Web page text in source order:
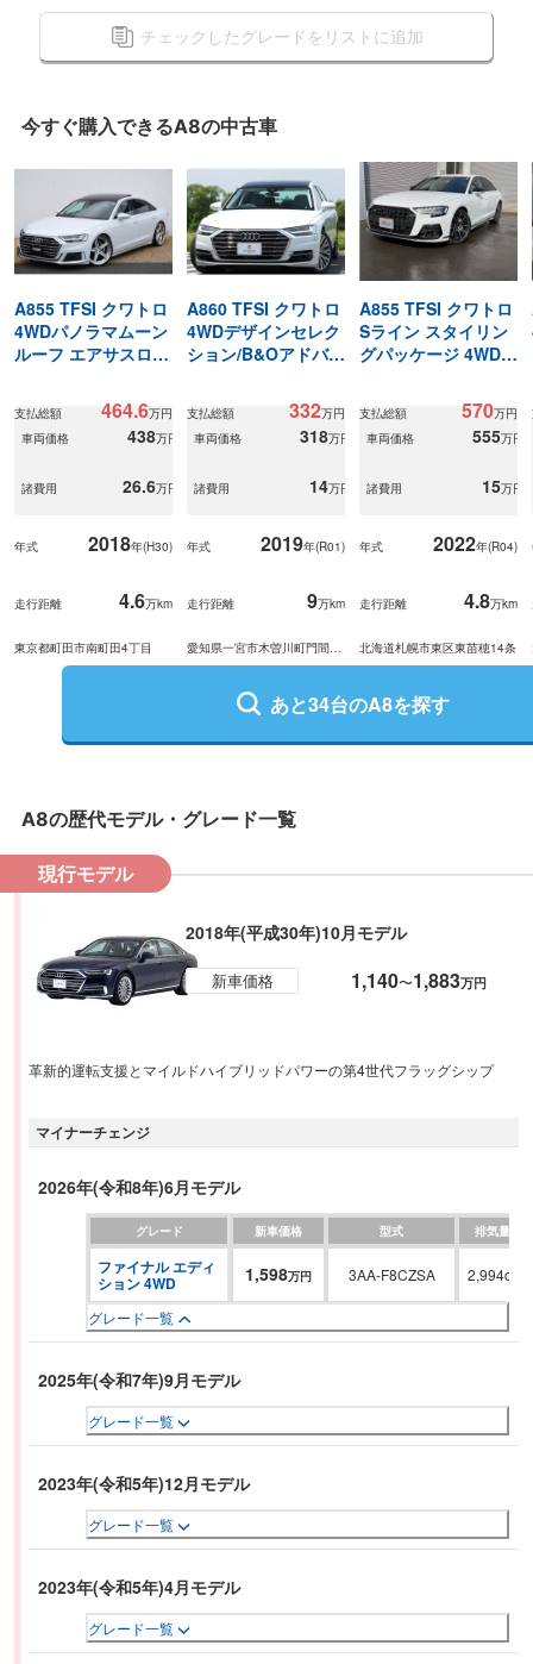
チェックしたグレードをリストに追加
今すぐ購入できるA8の中古車
A855 TFSI クワトロ
4WDパノラマムーン
ルーフ エアサスロア
支払総額 464.6万円
車両価格
438万円
諸費用 26.6万円
年式 2018年(H30)
走行距離 4.6万km
東京都町田市南町田4丁目
A860 TFSI クワトロ
4WDデザインセレク
ション/B&Oアドバン
支払総額 332万円
車両価格
318万円
諸費用 14万円
年式 2019年(R01)
走行距離 9万km
愛知県一宮市木曽川町門間大
A855 TFSI クワトロ
Sライン スタイリン
グパッケージ 4WDS
パッケージ本州仕入
車
支払総額 570万円
車両価格
555万円
諸費用 15万円
年式 2022年(R04)
走行距離 4.8万km
北海道札幌市東区東苗穂14条
あと34台のA8を探す
A8の歴代モデル・グレード一覧
現行モデル
2018年(平成30年)10月モデル
新車価格 1,140〜1,883万円
革新的運転支援とマイルドハイブリッドパワーの第4世代フラッグシップ
マイナーチェンジ
2026年(令和8年)6月モデル
グレード 新車価格 型式 排気量
ファイナル エディ
ション 4WD 1,598万円 3AA-F8CZSA 2,994cc
グレード一覧
2025年(令和7年)9月モデル
グレード一覧
2023年(令和5年)12月モデル
グレード一覧
2023年(令和5年)4月モデル
グレード一覧